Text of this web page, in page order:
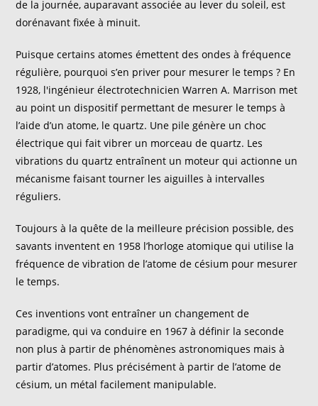
de la journée, auparavant associée au lever du soleil, est
dorénavant fixée à minuit.
Puisque certains atomes émettent des ondes à fréquence
régulière, pourquoi s’en priver pour mesurer le temps ? En
1928, l'ingénieur électrotechnicien Warren A. Marrison met
au point un dispositif permettant de mesurer le temps à
l’aide d’un atome, le quartz. Une pile génère un choc
électrique qui fait vibrer un morceau de quartz. Les
vibrations du quartz entraînent un moteur qui actionne un
mécanisme faisant tourner les aiguilles à intervalles
réguliers.
Toujours à la quête de la meilleure précision possible, des
savants inventent en 1958 l’horloge atomique qui utilise la
fréquence de vibration de l’atome de césium pour mesurer
le temps.
Ces inventions vont entraîner un changement de
paradigme, qui va conduire en 1967 à définir la seconde
non plus à partir de phénomènes astronomiques mais à
partir d’atomes. Plus précisément à partir de l’atome de
césium, un métal facilement manipulable.